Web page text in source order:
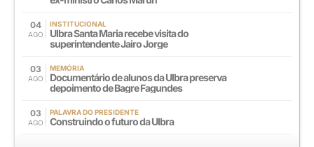
04
AGO
INSTITUCIONAL
Ulbra Santa Maria recebe visita do
superintendente Jairo Jorge
03
AGO
MEMÓRIA
Documentário de alunos da Ulbra preserva
depoimento de Bagre Fagundes
03
AGO
PALAVRA DO PRESIDENTE
Construindo o futuro da Ulbra